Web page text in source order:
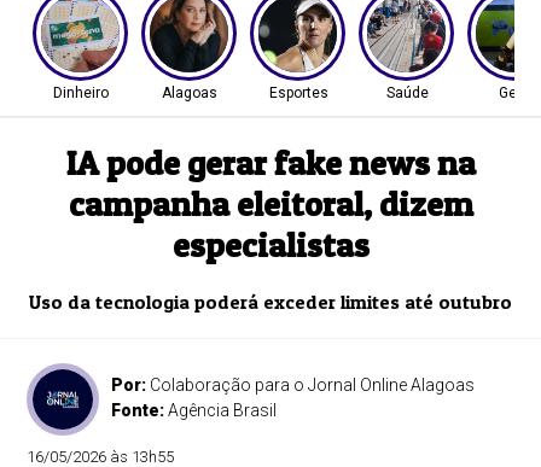
Dinheiro Alagoas Esportes Saúde Geral
IA pode gerar fake news na
campanha eleitoral, dizem
especialistas
Uso da tecnologia poderá exceder limites até outubro
Por: Colaboração para o Jornal Online Alagoas
Fonte:Agência Brasil
16/05/2026 às 13h55